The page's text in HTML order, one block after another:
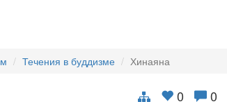
Течения в буддизме Хинаяна
0 0